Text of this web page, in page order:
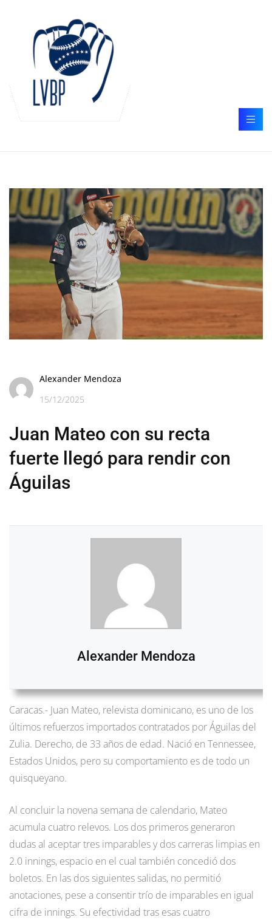
Alexander Mendoza
15/12/2025
Juan Mateo con su recta
fuerte llegó para rendir con
Águilas
Alexander Mendoza
Caracas.- Juan Mateo, relevista dominicano, es uno de los
últimos refuerzos importados contratados por Águilas del
Zulia. Derecho, de 33 años de edad. Nació en Tennessee,
Estados Unidos, pero su comportamiento es de todo un
quisqueyano.
Al concluir la novena semana de calendario, Mateo
acumula cuatro relevos. Los dos primeros generaron
dudas al aceptar tres imparables y dos carreras limpias en
2.0 innings, espacio en el cual también concedió dos
boletos. En las dos siguientes salidas, no permitió
anotaciones, pese a consentir trío de imparables en igual
cifra de innings. Su efectividad tras esas cuatro